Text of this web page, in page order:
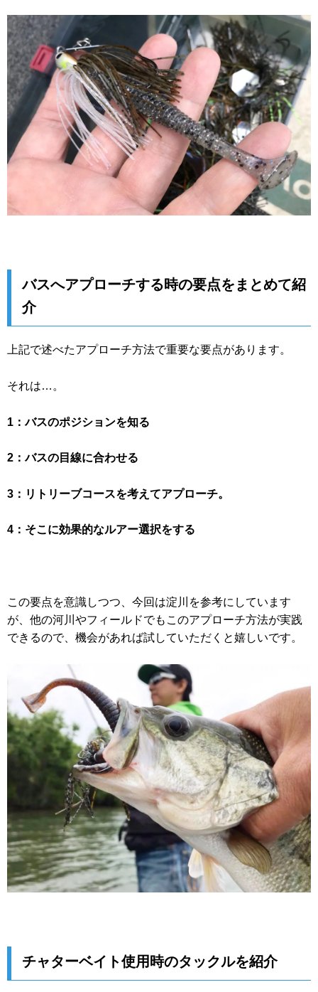
バスへアプローチする時の要点をまとめて紹
介
上記で述べたアプローチ方法で重要な要点があります。
それは…。
1：バスのポジションを知る
2：バスの目線に合わせる
3：リトリーブコースを考えてアプローチ。
4：そこに効果的なルアー選択をする
この要点を意識しつつ、今回は淀川を参考にしています
が、他の河川やフィールドでもこのアプローチ方法が実践
できるので、機会があれば試していただくと嬉しいです。
チャターベイト使用時のタックルを紹介